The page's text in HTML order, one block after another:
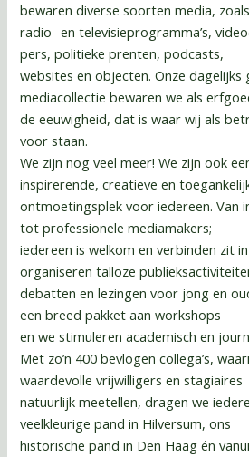
bewaren diverse soorten media, zoals
radio- en televisieprogramma’s,
pers, politieke prenten, podcasts,
websites en objecten. Onze dagelijks
mediacollectie bewaren we als
de eeuwigheid, dat is waar wij als
voor staan.
We zijn nog veel meer! We zijn ook
inspirerende, creatieve en
ontmoetingsplek voor iedereen. Van
tot professionele mediamakers;
iedereen is welkom en verbinden zit
organiseren talloze
debatten en lezingen voor jong en
een breed pakket aan workshops
en we stimuleren academisch en
Met zo’n 400 bevlogen collega’s,
waardevolle vrijwilligers en stagiaires
natuurlijk meetellen, dragen we
veelkleurige pand in Hilversum, ons
historische pand in Den Haag én